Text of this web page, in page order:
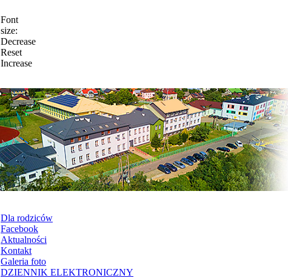
Font
size:
Decrease
Reset
Increase
Dla rodziców
Facebook
Aktualności
Kontakt
Galeria foto
DZIENNIK ELEKTRONICZNY